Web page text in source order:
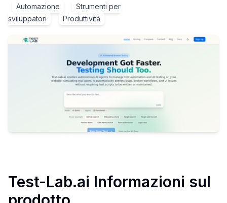
Automazione
Strumenti per
sviluppatori
Produttività
Test-Lab.ai Informazioni sul